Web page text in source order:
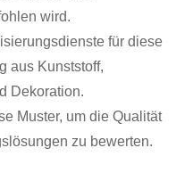
wird.
für diese
aus Kunststoff,
Dekoration.
Muster, um die Qualität
zu bewerten.